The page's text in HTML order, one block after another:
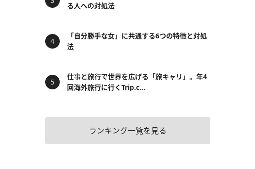
る人への対処法
「自分勝手な女」に共通する6つの特徴と対処
法
仕事と旅行で世界を広げる「旅キャリ」。年4
回海外旅行に行くTrip.c...
ランキング一覧を見る